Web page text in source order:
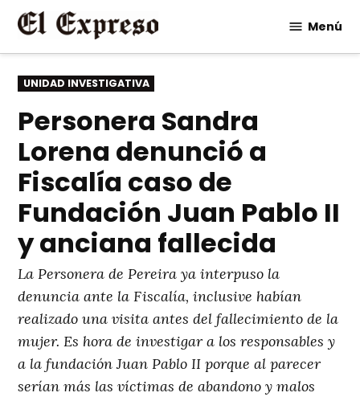
Saltar
contenido
Menú
PUBLICADO
EN
UNIDAD INVESTIGATIVA
Personera Sandra
Lorena denunció a
Fiscalía caso de
Fundación Juan Pablo II
y anciana fallecida
La Personera de Pereira ya interpuso la
denuncia ante la Fiscalía, inclusive habían
realizado una visita antes del fallecimiento de la
mujer. Es hora de investigar a los responsables y
a la fundación Juan Pablo II porque al parecer
serían más las víctimas de abandono y malos